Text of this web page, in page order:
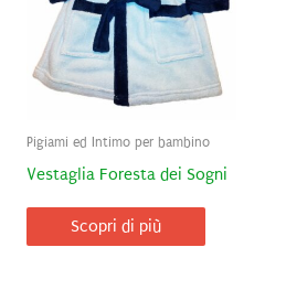
Pigiami ed Intimo per bambino
Vestaglia Foresta dei Sogni
Scopri di più